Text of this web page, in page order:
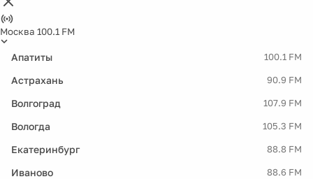
Москва 100.1 FM
Апатиты 100.1 FM
Астрахань 90.9 FM
Волгоград 107.9 FM
Вологда 105.3 FM
Екатеринбург 88.8 FM
Иваново 88.6 FM